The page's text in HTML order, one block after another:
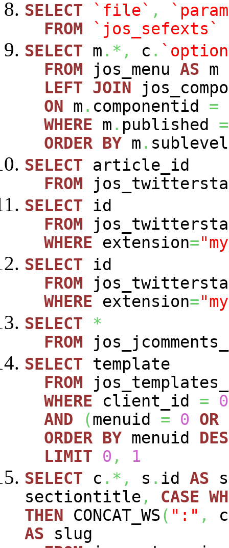
SELECT
`file` ,
FROM
`jos_sefexts`
SELECT m .*, c .
FROM jos_menu AS m
LEFT JOIN
ON m . componentid =
WHERE m . published =
ORDER BY m . sublevel
SELECT article_id
FROM
SELECT id
FROM
WHERE extension=
SELECT id
FROM
WHERE extension=
SELECT
*
FROM
SELECT template
FROM
WHERE client_id =
0
AND
(menuid = 0 OR
ORDER BY menuid
LIMIT
0 ,
1
SELECT c .*, s . id AS
sectiontitle , CASE
THEN CONCAT_WS( ":" , c
AS slug